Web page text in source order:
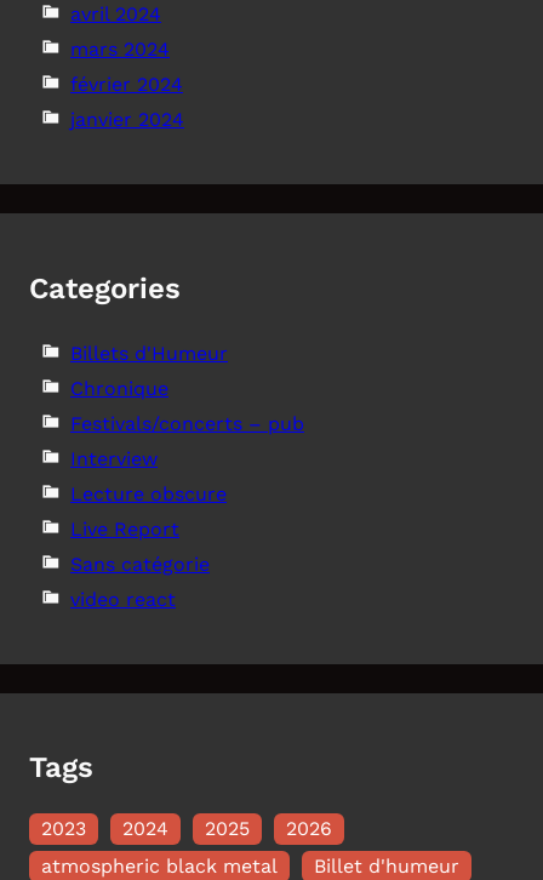
avril 2024
mars 2024
février 2024
janvier 2024
Categories
Billets d'Humeur
Chronique
Festivals/concerts – pub
Interview
Lecture obscure
Live Report
Sans catégorie
video react
Tags
2023 2024 2025
2026
atmospheric black metal
Billet d'humeur